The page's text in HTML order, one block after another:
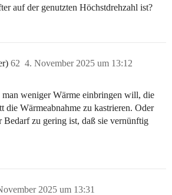
auf der genutzten Höchstdrehzahl ist?
4. November 2025 um 13:12
62
weniger Wärme einbringen will, die
die Wärmeabnahme zu kastrieren. Oder
Bedarf zu gering ist, daß sie vernünftig
2025 um 13:31